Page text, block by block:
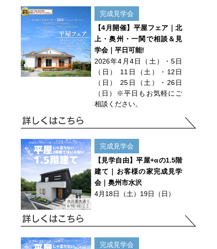
完成見学会
【4月開催】平屋フェア｜北
上・奥州・一関で相談＆見
学会｜平日可能!
2026年4月4日（土）・5日
（日） 11日（土）・12日
（日） 25日（土）・26日
（日）※平日もお気軽にご
相談ください。
完成見学会
【見学自由】平屋+αの1.5階
建て｜お客様の家完成見学
会｜奥州市水沢
4月18日（土）19日（日）
完成見学会